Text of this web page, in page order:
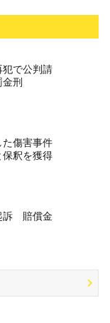
犯で公判請
刑
た傷害事件
釈を獲得
訴 賠償金